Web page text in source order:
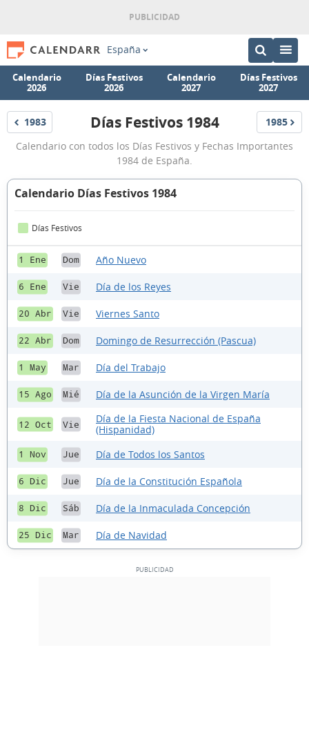
España
Calendario
2026
Días Festivos
2026
Calendario
2027
Días Festivos
2027
Festivos
1983
Días
Festivos
1984
Días Festivos 1984 Festivos
1985
Calendario con todos los Días Festivos y Fechas Importantes
1984 de España.
Calendario Días Festivos 1984
Días Festivos
1 Ene Dom Año Nuevo
6 Ene Vie Día de los Reyes
20 Abr Vie Viernes Santo
22 Abr Dom Domingo de Resurrección (Pascua)
1 May Mar Día del Trabajo
15 Ago Mié Día de la Asunción de la Virgen María
12 Oct Vie
Día de la Fiesta Nacional de España
(Hispanidad)
1 Nov Jue Día de Todos los Santos
6 Dic Jue Día de la Constitución Española
8 Dic Sáb Día de la Inmaculada Concepción
25 Dic Mar Día de Navidad